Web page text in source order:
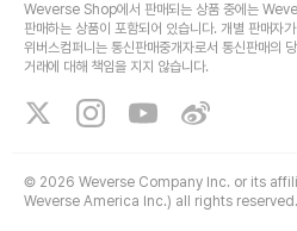
Weverse Shop에서 판매되는 상품 중에는
판매하는 상품이 포함되어 있습니다. 개별 판매자
위버스컴퍼니는 통신판매중개자로서 통신판매의
거래에 대해 책임을 지지 않습니다.
© 2026 Weverse Company Inc. or its
Weverse America Inc.) all rights reserved.